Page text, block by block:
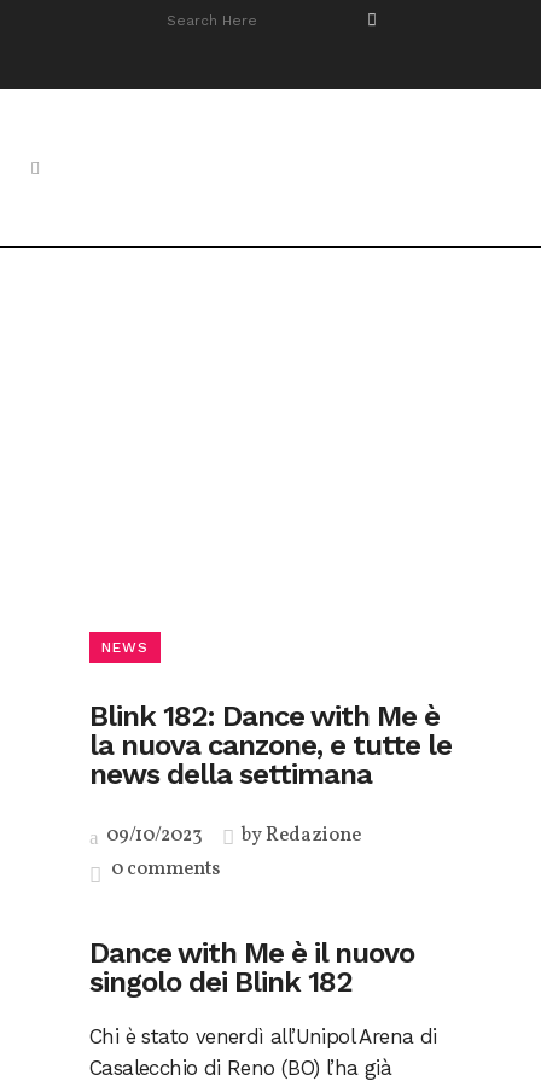
NEWS
Blink 182: Dance with Me è
la nuova canzone, e tutte le
news della settimana
09/10/2023 byRedazione
0 comments
Dance with Me è il nuovo
singolo dei Blink 182
Chi è stato venerdì all’Unipol Arena di
Casalecchio di Reno (BO) l’ha già